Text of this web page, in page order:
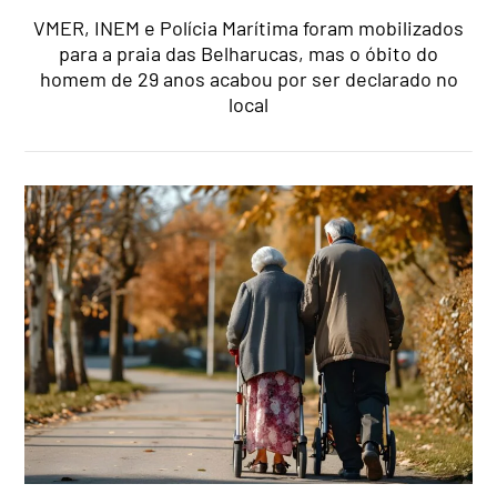
VMER, INEM e Polícia Marítima foram mobilizados
para a praia das Belharucas, mas o óbito do
homem de 29 anos acabou por ser declarado no
local